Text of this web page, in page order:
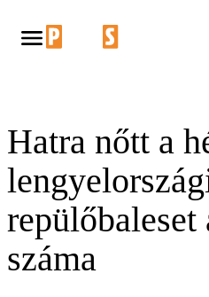
Hatra nőtt a
száma